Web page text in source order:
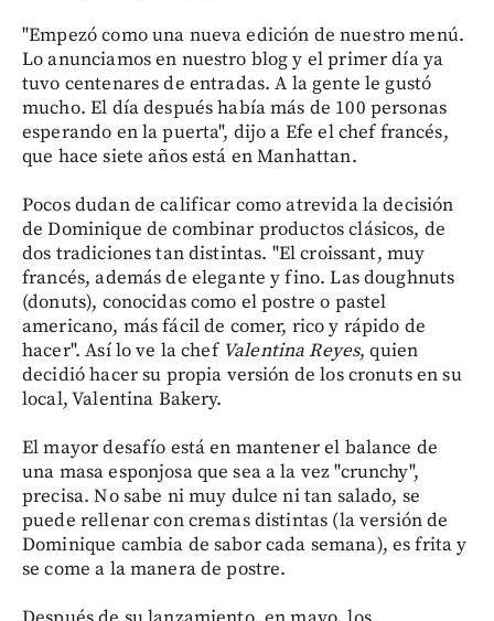
"Empezó como una nueva edición de nuestro menú.
Lo anunciamos en nuestro blog y el primer día ya
tuvo centenares de entradas. A la gente le gustó
mucho. El día después había más de 100 personas
esperando en la puerta", dijo a Efe el chef francés,
que hace siete años está en Manhattan.
Pocos dudan de calificar como atrevida la decisión
de Dominique de combinar productos clásicos, de
dos tradiciones tan distintas. "El croissant, muy
francés, además de elegante y fino. Las doughnuts
(donuts), conocidas como el postre o pastel
americano, más fácil de comer, rico y rápido de
hacer". Así lo ve la chef Valentina Reyes, quien
decidió hacer su propia versión de los cronuts en su
local, Valentina Bakery.
El mayor desafío está en mantener el balance de
una masa esponjosa que sea a la vez "crunchy",
precisa. No sabe ni muy dulce ni tan salado, se
puede rellenar con cremas distintas (la versión de
Dominique cambia de sabor cada semana), es frita y
se come a la manera de postre.